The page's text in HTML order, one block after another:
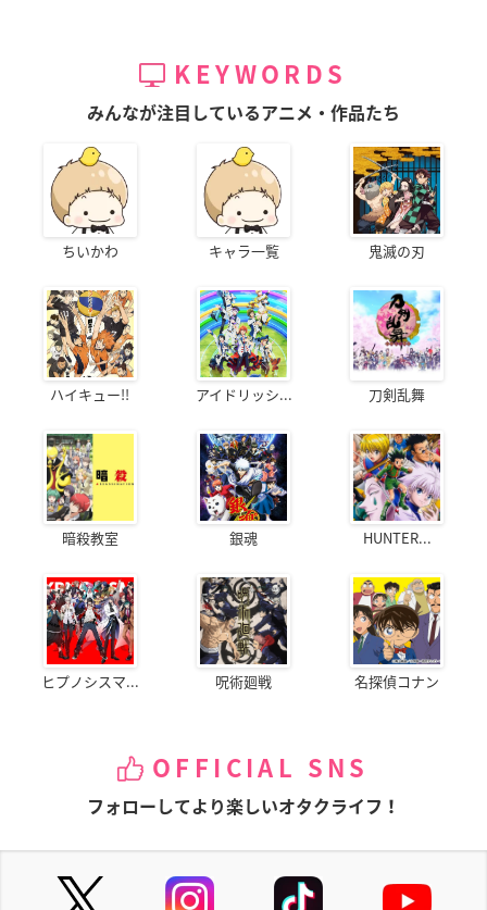
KEYWORDS
みんなが注目しているアニメ・作品たち
ちいかわ キャラ一覧 鬼滅の刃
ハイキュー!! アイドリッシ... 刀剣乱舞
暗殺教室 銀魂 HUNTER...
ヒプノシスマ... 呪術廻戦 名探偵コナン
OFFICIAL SNS
フォローしてより楽しいオタクライフ！